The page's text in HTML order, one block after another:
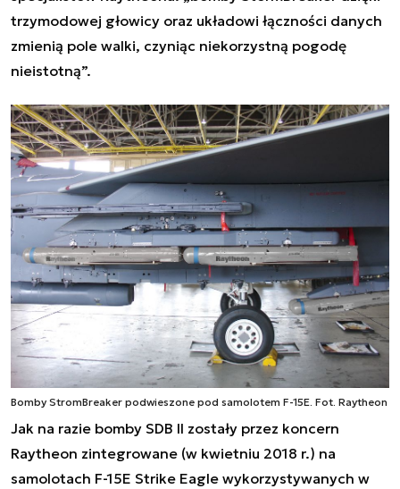
trzymodowej głowicy oraz układowi łączności danych
zmienią pole walki, czyniąc niekorzystną pogodę
nieistotną”.
Bomby StromBreaker podwieszone pod samolotem F-15E. Fot. Raytheon
Jak na razie bomby SDB II zostały przez koncern
Raytheon zintegrowane (w kwietniu 2018 r.) na
samolotach F-15E Strike Eagle wykorzystywanych w